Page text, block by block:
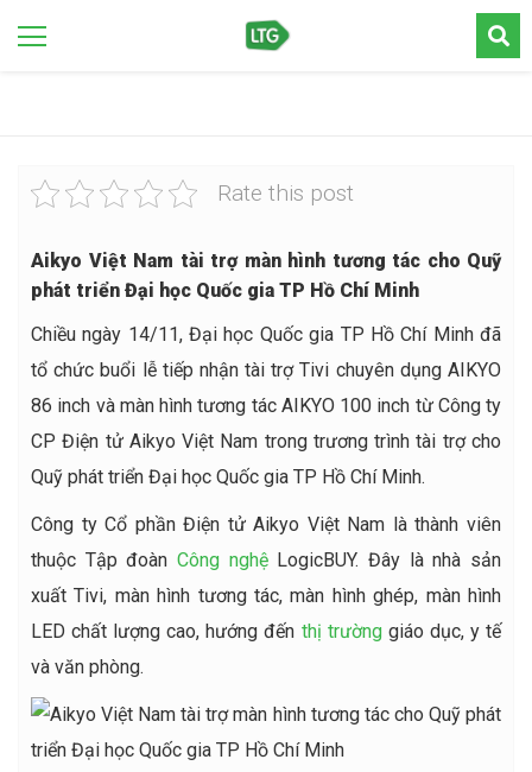
Rate this post
Aikyo Việt Nam tài trợ màn hình tương tác cho Quỹ
phát triển Đại học Quốc gia TP Hồ Chí Minh
Chiều ngày 14/11, Đại học Quốc gia TP Hồ Chí Minh đã
tổ chức buổi lễ tiếp nhận tài trợ Tivi chuyên dụng AIKYO
86 inch và màn hình tương tác AIKYO 100 inch từ Công ty
CP Điện tử Aikyo Việt Nam trong trương trình tài trợ cho
Quỹ phát triển Đại học Quốc gia TP Hồ Chí Minh.
Công ty Cổ phần Điện tử Aikyo Việt Nam là thành viên
thuộc Tập đoàn Công nghệLogicBUY. Đây là nhà sản
xuất Tivi, màn hình tương tác, màn hình ghép, màn hình
LED chất lượng cao, hướng đến thị trườnggiáo dục, y tế
và văn phòng.